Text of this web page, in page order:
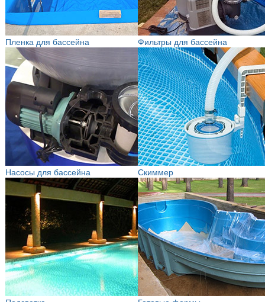
Пленка для бассейна Фильтры для бассейна
Насосы для бассейна Скиммер